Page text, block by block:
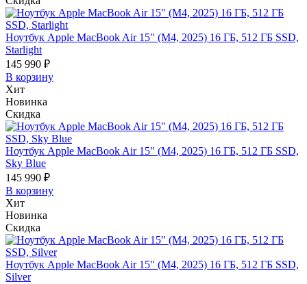
Ноутбук Apple MacBook Air 15" (M4, 2025) 16 ГБ, 512 ГБ SSD,
Starlight
145 990 ₽
В корзину
Хит
Новинка
Скидка
Ноутбук Apple MacBook Air 15" (M4, 2025) 16 ГБ, 512 ГБ SSD,
Sky Blue
145 990 ₽
В корзину
Хит
Новинка
Скидка
Ноутбук Apple MacBook Air 15" (M4, 2025) 16 ГБ, 512 ГБ SSD,
Silver